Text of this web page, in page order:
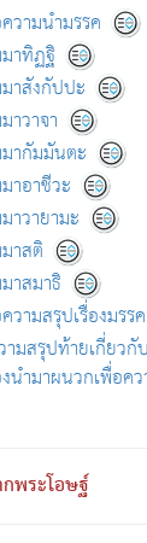
วามนำมรรค
าทิฏฐิ
าสังกัปปะ
วาจา
ากัมมันตะ
าอาชีวะ
าวายามะ
าสติ
าสมาธิ
ามสรุปเรื่องมรรค
มสรุปท้ายเกี่ยวกั
นำมาผนวกเพื่อค
พระโอษฐ์
(Disclaimer)
พยายามปรับปรุงข้
มหนังสือต้นฉบับ ที่มีก
ง"
ารพัฒนา|แจ้งข้อผิ